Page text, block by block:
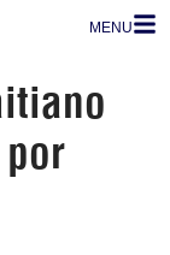
MENU